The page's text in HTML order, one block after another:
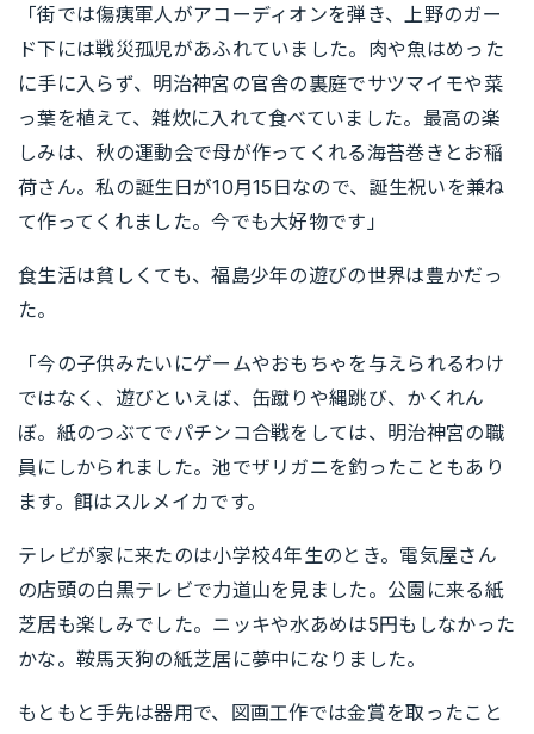
「街では傷痍軍人がアコーディオンを弾き、上野のガー
ド下には戦災孤児があふれていました。肉や魚はめった
に手に入らず、明治神宮の官舎の裏庭でサツマイモや菜
っ葉を植えて、雑炊に入れて食べていました。最高の楽
しみは、秋の運動会で母が作ってくれる海苔巻きとお稲
荷さん。私の誕生日が10月15日なので、誕生祝いを兼ね
て作ってくれました。今でも大好物です」
食生活は貧しくても、福島少年の遊びの世界は豊かだっ
た。
「今の子供みたいにゲームやおもちゃを与えられるわけ
ではなく、遊びといえば、缶蹴りや縄跳び、かくれん
ぼ。紙のつぶてでパチンコ合戦をしては、明治神宮の職
員にしかられました。池でザリガニを釣ったこともあり
ます。餌はスルメイカです。
テレビが家に来たのは小学校4年生のとき。電気屋さん
の店頭の白黒テレビで力道山を見ました。公園に来る紙
芝居も楽しみでした。ニッキや水あめは5円もしなかった
かな。鞍馬天狗の紙芝居に夢中になりました。
もともと手先は器用で、図画工作では金賞を取ったこと